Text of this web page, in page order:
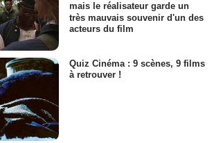
mais le réalisateur garde un
très mauvais souvenir d'un des
acteurs du film
Quiz Cinéma : 9 scènes, 9 films
à retrouver !